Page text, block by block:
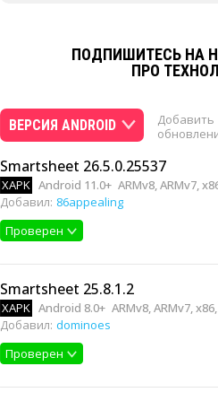
ПОДПИШИТЕСЬ НА
ПРО
ВЕРСИЯ ANDROID
Добавить
Smartsheet 26.5.0.25537
XAPK Android 11.0+ ARMv8, ARMv7,
Добавил: 86appealing
Проверен
Smartsheet 25.8.1.2
XAPK Android 8.0+ ARMv8, ARMv7,
Добавил: dominoes
Проверен